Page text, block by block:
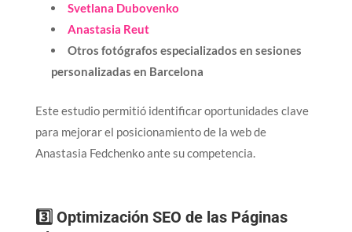
Svetlana Dubovenko
Anastasia Reut
Otros fotógrafos especializados en sesiones
personalizadas en Barcelona
Este estudio permitió identificar oportunidades clave
para mejorar el posicionamiento de la web de
Anastasia Fedchenko ante su competencia.
3️⃣ Optimización SEO de las Páginas